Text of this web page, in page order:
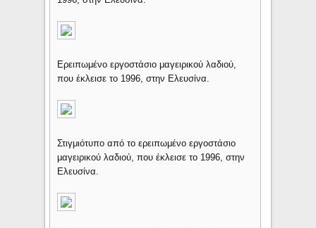
Ερειπωμένο εργοστάσιο μαγειρικού λαδιού,
που έκλεισε το 1996, στην Ελευσίνα.
Στιγμιότυπο από το ερειπωμένο εργοστάσιο
μαγειρικού λαδιού, που έκλεισε το 1996, στην
Ελευσίνα.